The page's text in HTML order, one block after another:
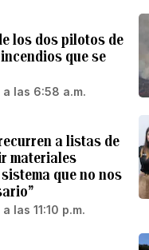
los dos pilotos de
que se
las 6:58 a.m.
a listas de
materiales
que no nos
las 11:10 p.m.